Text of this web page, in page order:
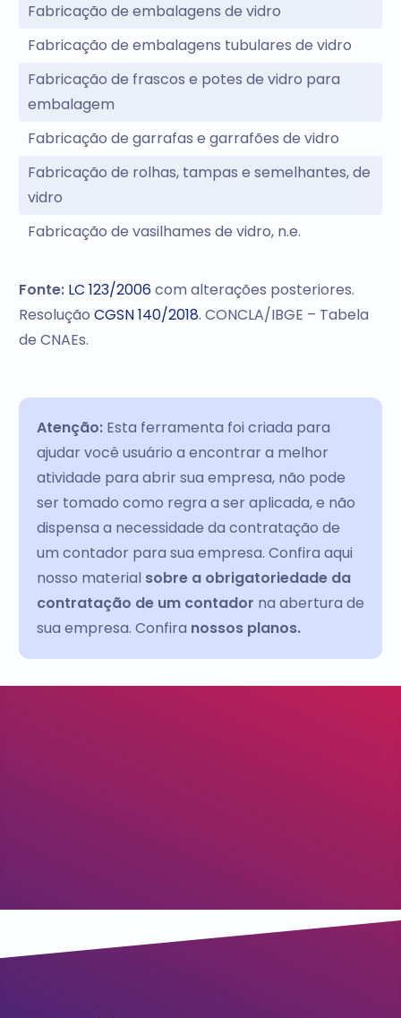
Fabricação de embalagens de vidro
Fabricação de embalagens tubulares de vidro
Fabricação de frascos e potes de vidro para
embalagem
Fabricação de garrafas e garrafões de vidro
Fabricação de rolhas, tampas e semelhantes, de
vidro
Fabricação de vasilhames de vidro, n.e.
Fonte: LC 123/2006com alterações posteriores.
ResoluçãoCGSN 140/2018. CONCLA/IBGE – Tabela
de CNAEs.
Atenção:Esta ferramenta foi criada para
ajudar você usuário a encontrar a melhor
atividade para abrir sua empresa, não pode
ser tomado como regra a ser aplicada, e não
dispensa a necessidade da contratação de
um contador para sua empresa. Confira aqui
nosso material sobre a obrigatoriedade da
contratação de um contador na abertura de
sua empresa. Confira nossos planos.